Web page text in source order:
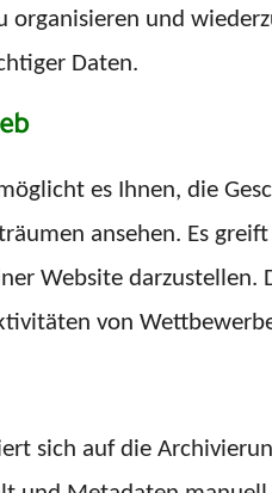
organisieren und
Daten.
es Ihnen, die
ansehen. Es
Website darzustellen.
von
sich auf die